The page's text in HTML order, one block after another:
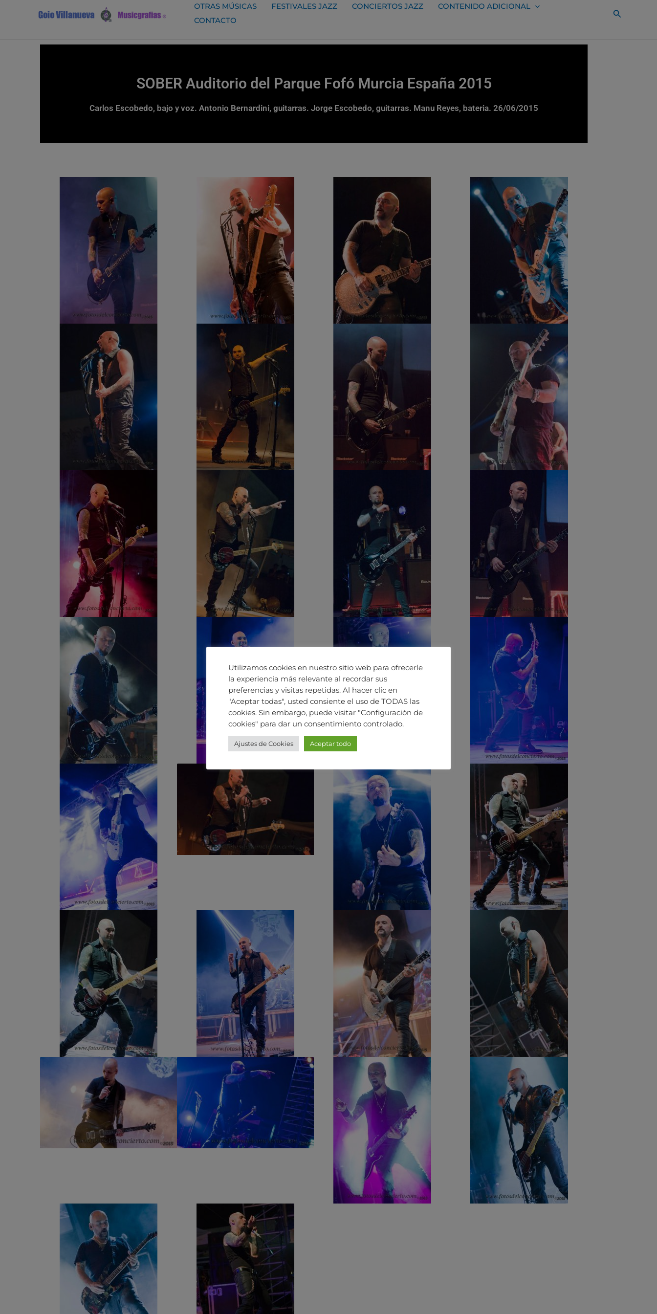
OTRAS MÚSICAS FESTIVALES JAZZ CONCIERTOS JAZZ
CONTENIDO ADICIONAL
CONTACTO
Buscar
SOBER Auditorio del Parque Fofó Murcia España 2015
Carlos Escobedo, bajo y voz. Antonio Bernardini, guitarras. Jorge Escobedo, guitarras. Manu Reyes, bateria. 26/06/2015
Utilizamos cookies en nuestro sitio web para ofrecerle
la experiencia más relevante al recordar sus
preferencias y visitas repetidas. Al hacer clic en
"Aceptar todas", usted consiente el uso de TODAS las
cookies. Sin embargo, puede visitar "Configuración de
cookies" para dar un consentimiento controlado.
Ajustes de Cookies Aceptar todo